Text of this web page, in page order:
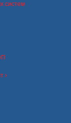
систем